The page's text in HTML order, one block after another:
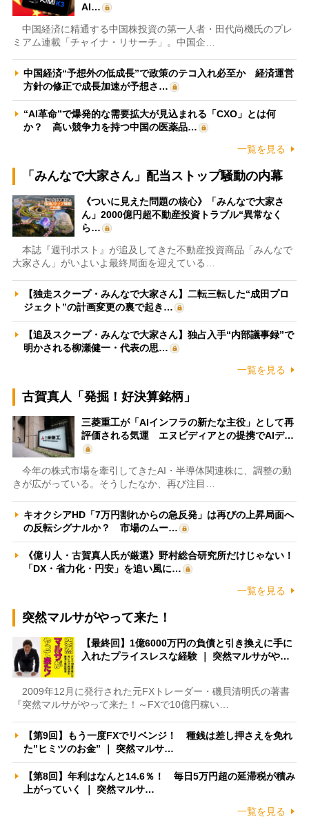
AI…
中国経済に精通する中国株投資の第一人者・田代尚機氏のプレ
ミアム連載「チャイナ・リサーチ」。中国企…
中国経済“予想外の低成長”で政策のテコ入れ必至か 経済運営
方針の修正で成長加速が予想さ…
“AI革命”で爆発的な需要拡大が見込まれる「CXO」とは何
か？ 高い競争力を持つ中国の医薬品…
一覧を見る
「みんなで大家さん」配当ストップ騒動の内幕
《ついに見えた問題の核心》「みんなで大家さ
ん」2000億円超不動産投資トラブル“異常なく
ら…
本誌『週刊ポスト』が追及してきた不動産投資商品「みんなで
大家さん」がいよいよ最終局面を迎えている…
【独走スクープ・みんなで大家さん】二転三転した“成田プロ
ジェクト”の計画変更の裏で起き…
【追及スクープ・みんなで大家さん】独占入手“内部議事録”で
明かされる柳瀬健一・代表の思…
一覧を見る
古賀真人「発掘！好決算銘柄」
三菱重工が「AIインフラの新たな主役」として再
評価される気運 エヌビディアとの提携でAIデ…
今年の株式市場を牽引してきたAI・半導体関連株に、調整の動
きが広がっている。そうしたなか、再び注目…
キオクシアHD「7万円割れからの急反発」は再びの上昇局面へ
の反転シグナルか？ 市場のムー…
《億り人・古賀真人氏が厳選》野村総合研究所だけじゃない！
「DX・省力化・円安」を追い風に…
一覧を見る
突然マルサがやって来た！
【最終回】1億6000万円の負債と引き換えに手に
入れたプライスレスな経験 ｜ 突然マルサがや…
2009年12月に発行された元FXトレーダー・磯貝清明氏の著書
『突然マルサがやって来た！～FXで10億円稼い…
【第9回】もう一度FXでリベンジ！ 種銭は差し押さえを免れ
た”ヒミツのお金” ｜ 突然マルサ…
【第8回】年利はなんと14.6％！ 毎日5万円超の延滞税が積み
上がっていく ｜ 突然マルサ…
一覧を見る